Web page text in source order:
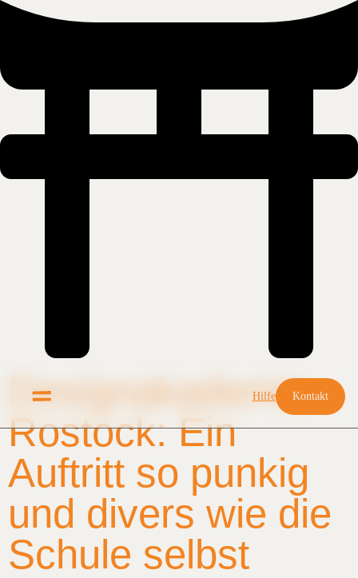
Hilfe Kontakt
Designakademie
Rostock: Ein
Auftritt so punkig
und divers wie die
Schule selbst